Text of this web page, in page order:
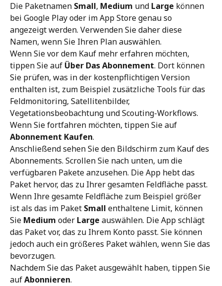
Die Paketnamen Small, Medium und Large können
bei Google Play oder im App Store genau so
angezeigt werden. Verwenden Sie daher diese
Namen, wenn Sie Ihren Plan auswählen.
Wenn Sie vor dem Kauf mehr erfahren möchten,
tippen Sie auf Über Das Abonnement. Dort können
Sie prüfen, was in der kostenpflichtigen Version
enthalten ist, zum Beispiel zusätzliche Tools für das
Feldmonitoring, Satellitenbilder,
Vegetationsbeobachtung und Scouting-Workflows.
Wenn Sie fortfahren möchten, tippen Sie auf
Abonnement Kaufen.
Anschließend sehen Sie den Bildschirm zum Kauf des
Abonnements. Scrollen Sie nach unten, um die
verfügbaren Pakete anzusehen. Die App hebt das
Paket hervor, das zu Ihrer gesamten Feldfläche passt.
Wenn Ihre gesamte Feldfläche zum Beispiel größer
ist als das im Paket Small enthaltene Limit, können
Sie Medium oder Large auswählen. Die App schlägt
das Paket vor, das zu Ihrem Konto passt. Sie können
jedoch auch ein größeres Paket wählen, wenn Sie das
bevorzugen.
Nachdem Sie das Paket ausgewählt haben, tippen Sie
auf Abonnieren.